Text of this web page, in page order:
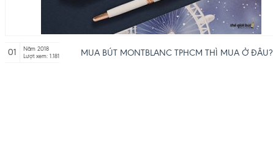
01
Năm 2018
Lượt xem: 1.181
MUA BÚT MONTBLANC TPHCM THÌ MUA Ở ĐÂU?